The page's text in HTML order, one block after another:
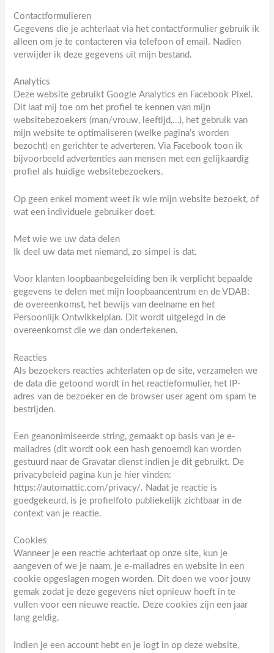
Contactformulieren
Gegevens die je achterlaat via het contactformulier gebruik ik
alleen om je te contacteren via telefoon of email. Nadien
verwijder ik deze gegevens uit mijn bestand.
Analytics
Deze website gebruikt Google Analytics en Facebook Pixel.
Dit laat mij toe om het profiel te kennen van mijn
websitebezoekers (man/vrouw, leeftijd,…), het gebruik van
mijn website te optimaliseren (welke pagina’s worden
bezocht) en gerichter te adverteren. Via Facebook toon ik
bijvoorbeeld advertenties aan mensen met een gelijkaardig
profiel als huidige websitebezoekers.
Op geen enkel moment weet ik wie mijn website bezoekt, of
wat een individuele gebruiker doet.
Met wie we uw data delen
Ik deel uw data met niemand, zo simpel is dat.
Voor klanten loopbaanbegeleiding ben ik verplicht bepaalde
gegevens te delen met mijn loopbaancentrum en de VDAB:
de overeenkomst, het bewijs van deelname en het
Persoonlijk Ontwikkelplan. Dit wordt uitgelegd in de
overeenkomst die we dan ondertekenen.
Reacties
Als bezoekers reacties achterlaten op de site, verzamelen we
de data die getoond wordt in het reactieformulier, het IP-
adres van de bezoeker en de browser user agent om spam te
bestrijden.
Een geanonimiseerde string, gemaakt op basis van je e-
mailadres (dit wordt ook een hash genoemd) kan worden
gestuurd naar de Gravatar dienst indien je dit gebruikt. De
privacybeleid pagina kun je hier vinden:
https://automattic.com/privacy/. Nadat je reactie is
goedgekeurd, is je profielfoto publiekelijk zichtbaar in de
context van je reactie.
Cookies
Wanneer je een reactie achterlaat op onze site, kun je
aangeven of we je naam, je e-mailadres en website in een
cookie opgeslagen mogen worden. Dit doen we voor jouw
gemak zodat je deze gegevens niet opnieuw hoeft in te
vullen voor een nieuwe reactie. Deze cookies zijn een jaar
lang geldig.
Indien je een account hebt en je logt in op deze website,